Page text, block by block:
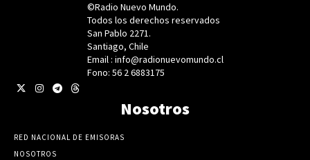
©Radio Nuevo Mundo.
Todos los derechos reservados
San Pablo 2271.
Santiago, Chile
Email : info@radionuevomundo.cl
Fono: 56 2 6883175
Nosotros
RED NACIONAL DE EMISORAS
NOSOTROS